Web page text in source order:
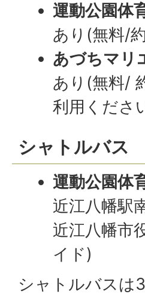
運動公園体
あり(無料/
あづちマリ
あり(無料/
利用くださ
シャトルバス
運動公園体
近江八幡
近江八幡市
イド)
シャトルバスは